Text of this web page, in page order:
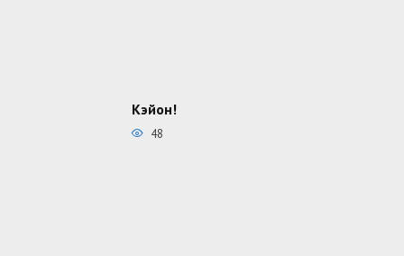
Кэйон!
48